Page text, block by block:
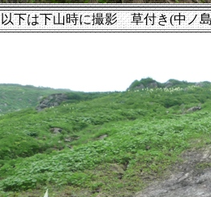
以下は下山時に撮影 草付き(中ノ